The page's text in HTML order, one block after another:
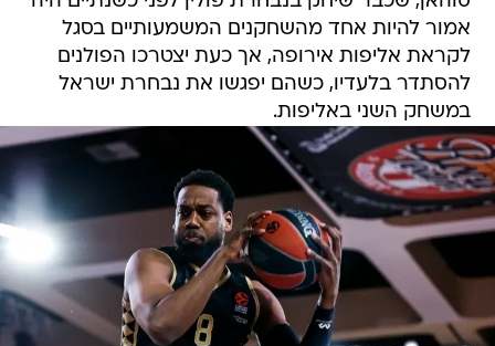
אמור להיות אחד מהשחקנים המשמעותיים בסגל
לקראת אליפות אירופה, אך כעת יצטרכו הפולנים
להסתדר בלעדיו, כשהם יפגשו את נבחרת ישראל
במשחק השני באליפות.